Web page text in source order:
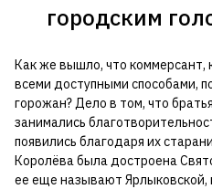
городским
Как же вышло, что коммерсант,
всеми доступными способами,
горожан? Дело в том, что
занимались
появились благодаря их
Королёва была достроена
ее еще называют Ярлыковской,